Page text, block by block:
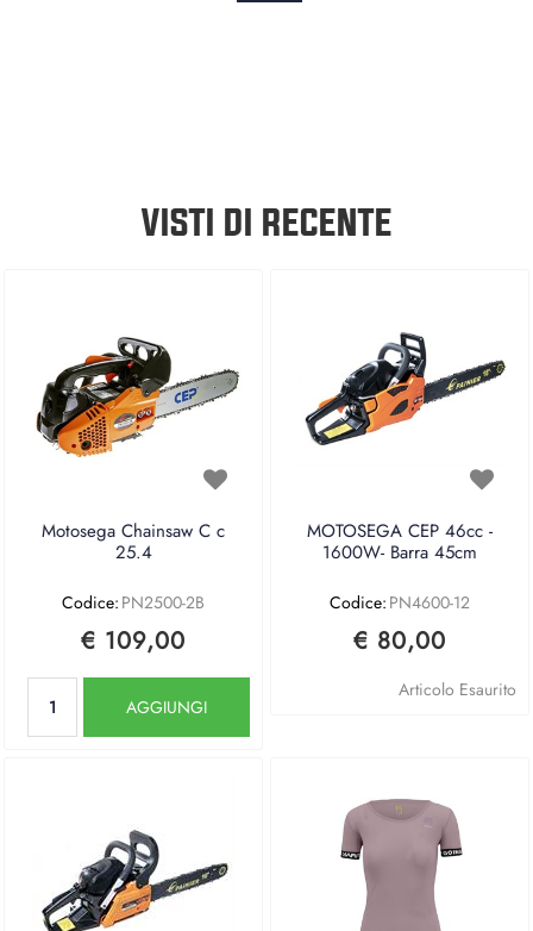
VISTI DI RECENTE
Motosega Chainsaw C c
25.4
Codice: PN2500-2B
€ 109,00
AGGIUNGI
MOTOSEGA CEP 46cc -
1600W- Barra 45cm
Codice: PN4600-12
€ 80,00
Articolo Esaurito